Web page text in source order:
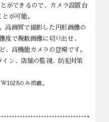
スタンダードモデル
ことができるので、カメラ設置
す。高画質で撮影した円形画像の
解像度で複数画像に切り出せ、
など、高機能カメラの登場です。
CW1028のみ搭載。